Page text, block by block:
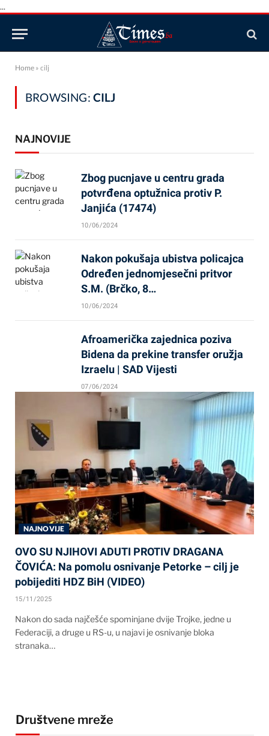
...
Home » cilj
BROWSING: CILJ
NAJNOVIJE
Zbog pucnjave u centru grada
potvrđena optužnica protiv P.
Janjića (17474)
10/06/2024
Nakon pokušaja ubistva policajca
Određen jednomjesečni pritvor
S.M. (Brčko, 8…
10/06/2024
Afroamerička zajednica poziva
Bidena da prekine transfer oružja
Izraelu | SAD Vijesti
07/06/2024
NAJNOVIJE
OVO SU NJIHOVI ADUTI PROTIV DRAGANA
ČOVIĆA: Na pomolu osnivanje Petorke – cilj je
pobijediti HDZ BiH (VIDEO)
15/11/2025
Nakon do sada najčešće spominjane dvije Trojke, jedne u
Federaciji, a druge u RS-u, u najavi je osnivanje bloka
stranaka…
Društvene mreže